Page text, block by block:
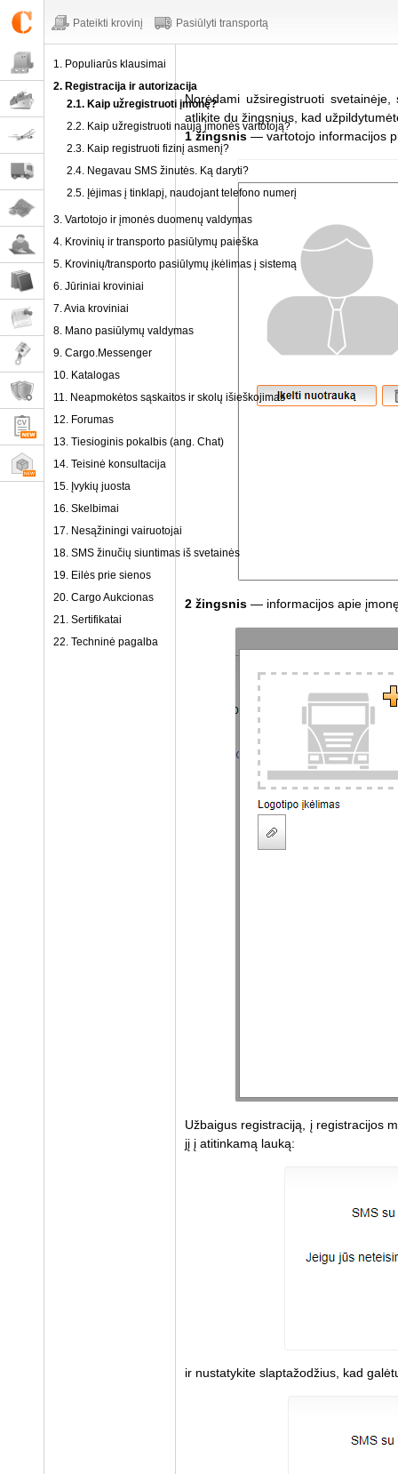
Pateikti krovinį Pasiūlyti transportą
1. Populiarūs klausimai
2. Registracija ir autorizacija
2.1. Kaip užregistruoti įmonę?
2.2. Kaip užregistruoti naują įmonės vartotoją?
2.3. Kaip registruoti fizinį asmenį?
2.4. Negavau SMS žinutės. Ką daryti?
2.5. Įėjimas į tinklapį, naudojant telefono numerį
3. Vartotojo ir įmonės duomenų valdymas
4. Krovinių ir transporto pasiūlymų paieška
5. Krovinių/transporto pasiūlymų įkėlimas į sistemą
6. Jūriniai kroviniai
7. Avia kroviniai
8. Mano pasiūlymų valdymas
9. Cargo.Messenger
10. Katalogas
11. Neapmokėtos sąskaitos ir skolų išieškojimas
12. Forumas
13. Tiesioginis pokalbis (ang. Chat)
14. Teisinė konsultacija
15. Įvykių juosta
16. Skelbimai
17. Nesąžiningi vairuotojai
18. SMS žinučių siuntimas iš svetainės
19. Eilės prie sienos
20. Cargo Aukcionas
21. Sertifikatai
22. Techninė pagalba
Norėdami užsiregistruoti
atlikite du žingsnius, kad
1 žingsnis — vartotojo informacijos
2 žingsnis — informacijos apie
Užbaigus registraciją, į registracijos
jį į atitinkamą lauką:
ir nustatykite slaptažodžius, kad